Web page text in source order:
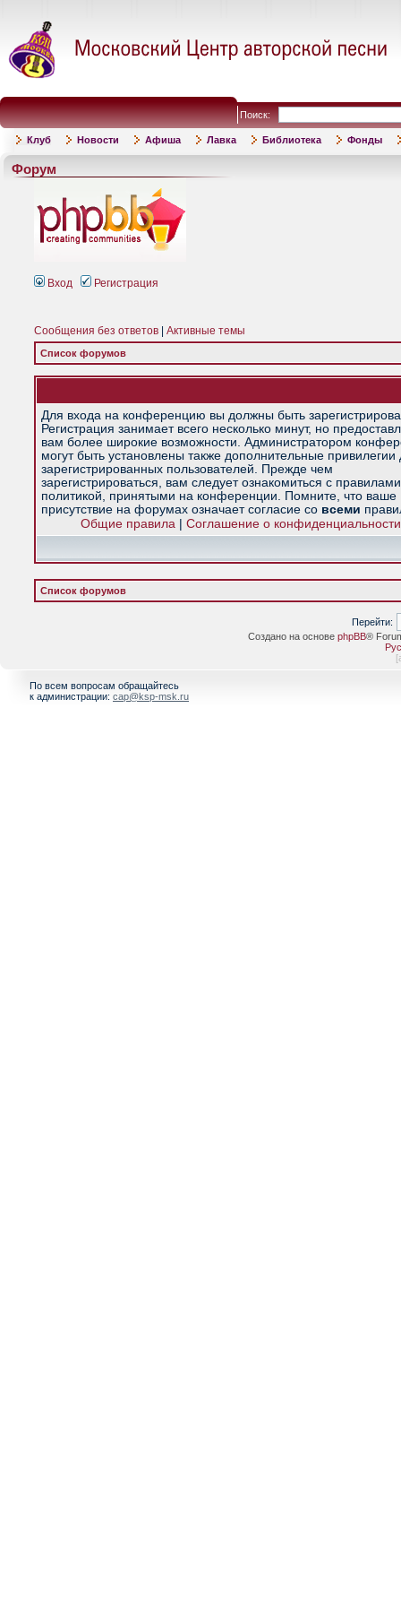
Поиск:
Клуб Новости Афиша Лавка Библиотека Фонды
Форум
Вход Регистрация
Сообщения без ответов Активные темы
Список форумов
Для входа на конференцию вы должны быть
Регистрация занимает всего несколько минут, но
вам более широкие возможности. Администратором
могут быть установлены также дополнительные привилегии
зарегистрированных пользователей. Прежде чем
зарегистрироваться, вам следует ознакомиться с
политикой, принятыми на конференции. Помните, что ваше
присутствие на форумах означает согласие со всеми
Общие правила| Соглашение о конфиденциальности
Список форумов
Перейти:
Создано на основе phpBB®
[
По всем вопросам обращайтесь
к администрации: cap@ksp-msk.ru